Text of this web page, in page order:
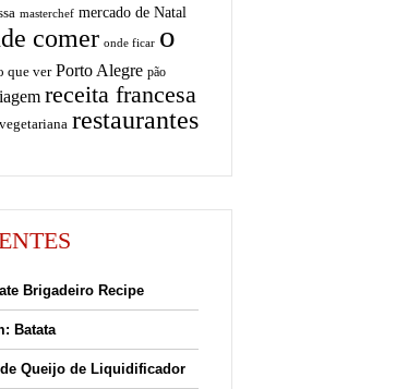
masterchef mercado de Natal
comer onde ficar o
que ver Porto Alegre pão
receita francesa
restaurantes
Brigadeiro Recipe
Batata
de Queijo de Liquidificador